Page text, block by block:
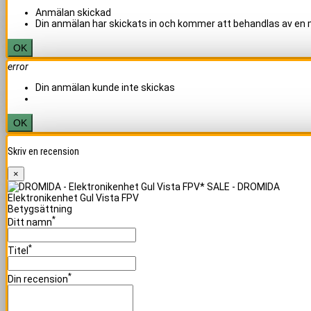
Anmälan skickad
Din anmälan har skickats in och kommer att behandlas av en
OK
error
Din anmälan kunde inte skickas
OK
Skriv en recension
×
Elektronikenhet Gul Vista FPV
Betygsättning
Ditt namn*
Titel *
Din recension*